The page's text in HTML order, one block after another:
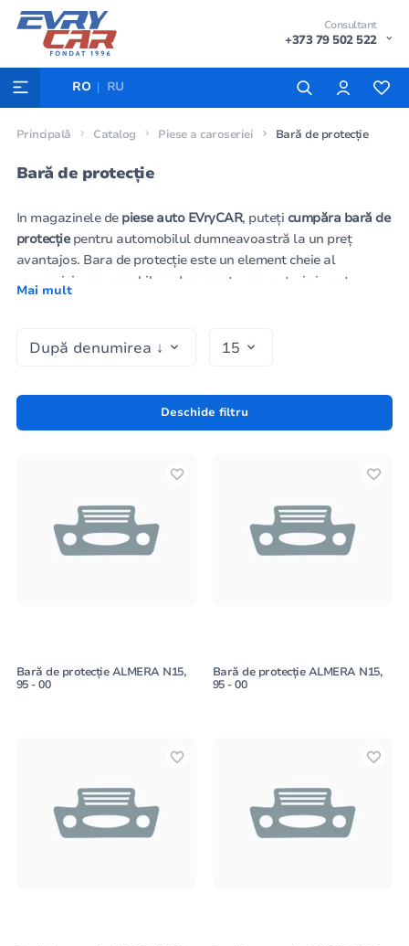
Consultant
+373 79 502 522
RO RU
Principală Catalog Piese a caroseriei Bară de protecție
Bară de protecție
In magazinele de piese auto EVryCAR, puteți cumpăra bară de
protecțiepentru automobilul dumneavoastră la un preț
avantajos. Bara de protecție este un element cheie al
caroseriei, responsabil nu doar pentru aspect, ci și pentru
precum șipiese de caroserie conexe , cum ar fi
care asigură integritatea și protecția
caroseriei automobilului dumneavoastră.
Mai mult
Deschide filtru
Bară de protecție ALMERA N15,
95 - 00
Bară de protecție ALMERA N15,
95 - 00